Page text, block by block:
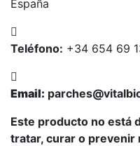
España
Teléfono: +34 654 69
Email:
Este producto no está
tratar, curar o prevenir